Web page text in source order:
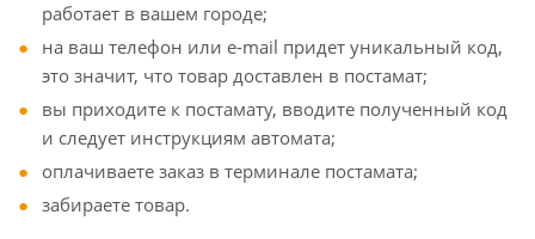
работает в вашем городе;
на ваш телефон или e-mail придет уникальный код,
это значит, что товар доставлен в постамат;
вы приходите к постамату, вводите полученный код
и следует инструкциям автомата;
оплачиваете заказ в терминале постамата;
забираете товар.